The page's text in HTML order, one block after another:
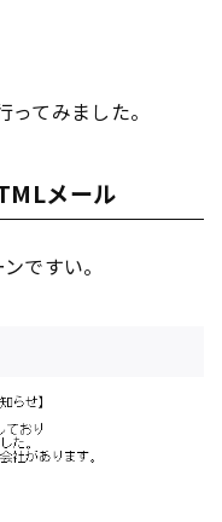
てみました。
メール
ですい。